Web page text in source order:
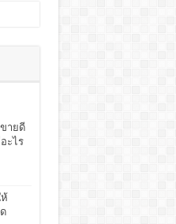
ายดี
ะไร